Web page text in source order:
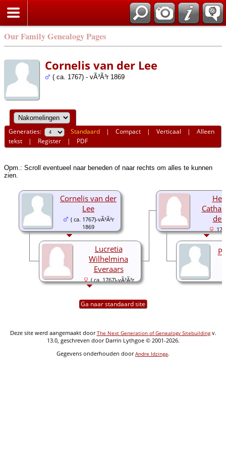
Our Family Genealogy Pages
Cornelis van der Lee
( ca. 1767) - vÃ³Ã³r 1869
Generaties: Standaard |Compact |Verticaal |Alleen
tekst | Register | PDF
Opm.: Scroll eventueel naar beneden of naar rechts om alles te kunnen
zien.
der
Cornelis van der
Lee
( ca. 1767)-vÃ³Ã³r
1869
Lucretia
Wilhelmina
Everaars
( ca. 1767)-vÃ³Ã³r
1869
Ga naar standaard site
Deze site werd aangemaakt doorThe Next Generation of Genealogy Sitebuildingv.
13.0, geschreven door Darrin Lythgoe © 2001-2026.
Gegevens onderhouden doorAndre Idzinga.